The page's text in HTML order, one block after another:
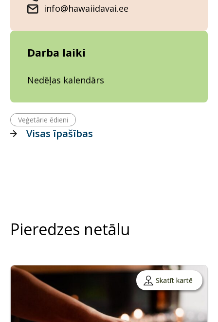
info@hawaiidavai.ee
Darba laiki
Nedēļas kalendārs
Veģetārie ēdieni
Visas īpašības
Pieredzes netālu
Skatīt kartē